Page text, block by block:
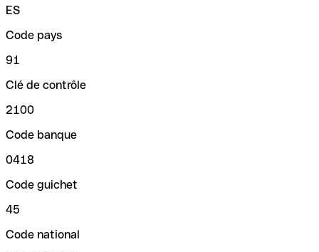
ES
Code pays
91
Clé de contrôle
2100
Code banque
0418
Code guichet
45
Code national